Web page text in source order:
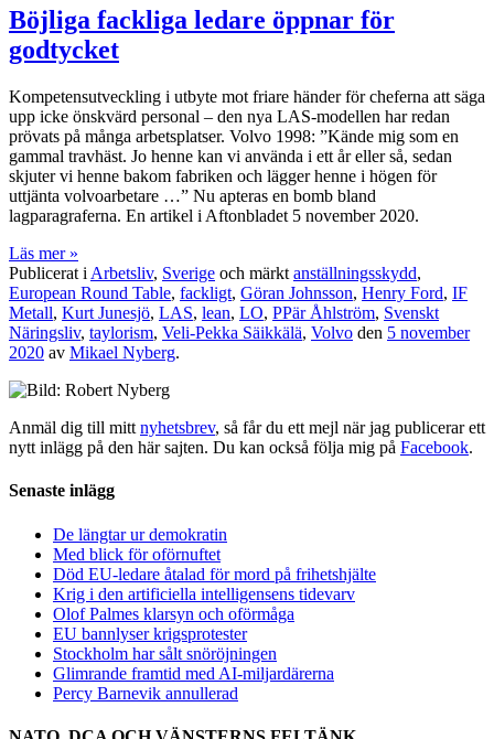
Böjliga fackliga ledare öppnar för
godtycket
Kompetensutveckling i utbyte mot friare händer för cheferna att säga
upp icke önskvärd personal – den nya LAS-modellen har redan
prövats på många arbetsplatser. Volvo 1998: ”Kände mig som en
gammal travhäst. Jo henne kan vi använda i ett år eller så, sedan
skjuter vi henne bakom fabriken och lägger henne i högen för
uttjänta volvoarbetare …” Nu apteras en bomb bland
lagparagraferna. En artikel i Aftonbladet 5 november 2020.
Läs mer »
Publicerat i Arbetsliv, Sverige och märkt anställningsskydd,
European Round Table, fackligt, Göran Johnsson, Henry Ford, IF
Metall, Kurt Junesjö, LAS, lean, LO, PPär Åhlström, Svenskt
Näringsliv, taylorism, Veli-Pekka Säikkälä, Volvo den 5 november
2020 av Mikael Nyberg.
Anmäl dig till mitt nyhetsbrev, så får du ett mejl när jag publicerar ett
nytt inlägg på den här sajten. Du kan också följa mig på Facebook.
Senaste inlägg
De längtar ur demokratin
Med blick för oförnuftet
Död EU-ledare åtalad för mord på frihetshjälte
Krig i den artificiella intelligensens tidevarv
Olof Palmes klarsyn och oförmåga
EU bannlyser krigsprotester
Stockholm har sålt snöröjningen
Glimrande framtid med AI-miljardärerna
Percy Barnevik annullerad